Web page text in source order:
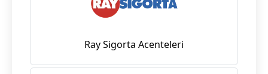
Ray Sigorta Acenteleri